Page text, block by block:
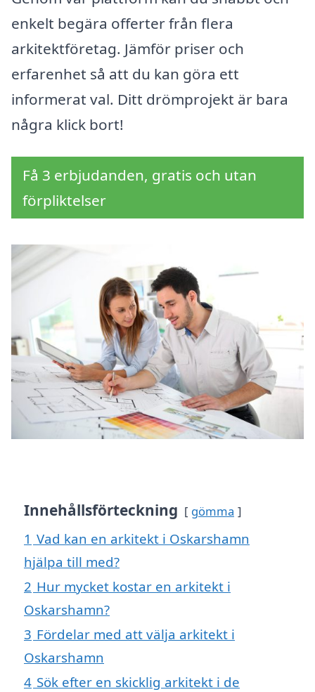
enkelt begära offerter från flera
arkitektföretag. Jämför priser och
erfarenhet så att du kan göra ett
informerat val. Ditt drömprojekt är bara
några klick bort!
Få 3 erbjudanden, gratis och utan
förpliktelser
Innehållsförteckning gömma
1 Vad kan en arkitekt i Oskarshamn
hjälpa till med?
2 Hur mycket kostar en arkitekt i
Oskarshamn?
3 Fördelar med att välja arkitekt i
Oskarshamn
4 Sök efter en skicklig arkitekt i de